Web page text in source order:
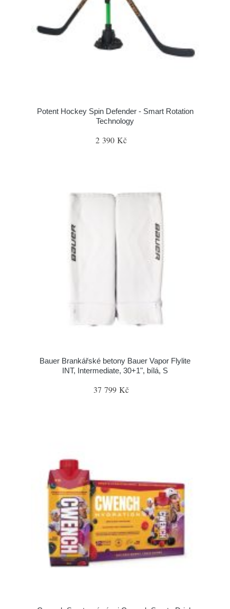
Potent Hockey Spin Defender - Smart Rotation
Technology
2 390 Kč
Bauer Brankářské betony Bauer Vapor Flylite
INT, Intermediate, 30+1", bílá, S
37 799 Kč